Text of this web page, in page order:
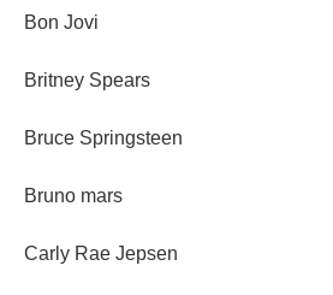
Bon Jovi
Britney Spears
Bruce Springsteen
Bruno mars
Carly Rae Jepsen